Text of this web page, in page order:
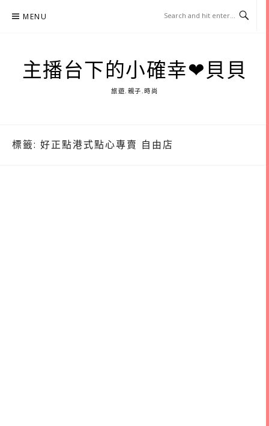
MENU
主播台下的小確幸❤貝貝
旅遊.親子.時尚
標籤: 好正點港式點心專賣 自由店